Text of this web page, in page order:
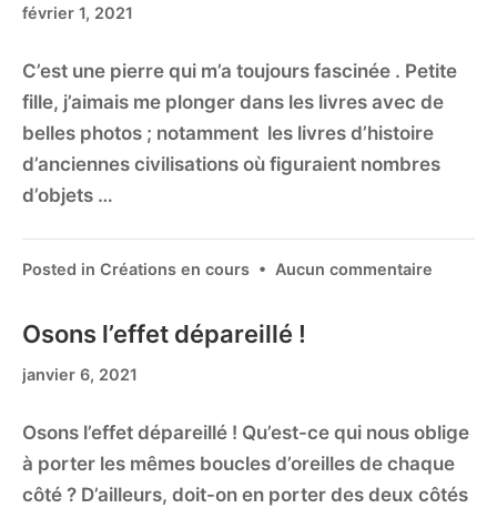
février 1, 2021
C’est une pierre qui m’a toujours fascinée . Petite
fille, j’aimais me plonger dans les livres avec de
belles photos ; notamment les livres d’histoire
d’anciennes civilisations où figuraient nombres
d’objets …
Posted in Créations en cours • Aucun commentaire
Osons l’effet dépareillé !
janvier 6, 2021
Osons l’effet dépareillé ! Qu’est-ce qui nous oblige
à porter les mêmes boucles d’oreilles de chaque
côté ? D’ailleurs, doit-on en porter des deux côtés